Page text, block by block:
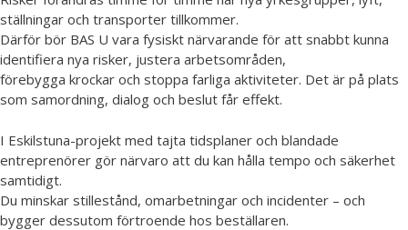
ställningar och transporter tillkommer.
Därför bör BAS U vara fysiskt närvarande för att snabbt kunna
identifiera nya risker, justera arbetsområden,
förebygga krockar och stoppa farliga aktiviteter. Det är på plats
som samordning, dialog och beslut får effekt.
I Eskilstuna-projekt med tajta tidsplaner och blandade
entreprenörer gör närvaro att du kan hålla tempo och säkerhet
samtidigt.
Du minskar stillestånd, omarbetningar och incidenter – och
bygger dessutom förtroende hos beställaren.